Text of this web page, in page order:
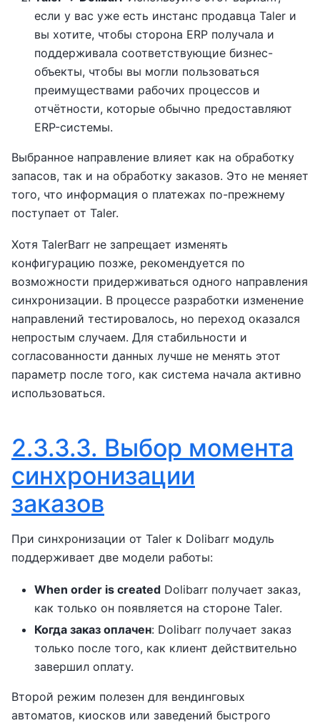
если у вас уже есть инстанс продавца Taler и
вы хотите, чтобы сторона ERP получала и
поддерживала соответствующие бизнес-
объекты, чтобы вы могли пользоваться
преимуществами рабочих процессов и
отчётности, которые обычно предоставляют
ERP-системы.
Выбранное направление влияет как на обработку
запасов, так и на обработку заказов. Это не меняет
того, что информация о платежах по-прежнему
поступает от Taler.
Хотя TalerBarr не запрещает изменять
конфигурацию позже, рекомендуется по
возможности придерживаться одного направления
синхронизации. В процессе разработки изменение
направлений тестировалось, но переход оказался
непростым случаем. Для стабильности и
согласованности данных лучше не менять этот
параметр после того, как система начала активно
использоваться.
2.3.3.3. Выбор момента
синхронизации
заказов
При синхронизации от Taler к Dolibarr модуль
поддерживает две модели работы:
When order is created Dolibarr получает заказ,
как только он появляется на стороне Taler.
Когда заказ оплачен: Dolibarr получает заказ
только после того, как клиент действительно
завершил оплату.
Второй режим полезен для вендинговых
автоматов, киосков или заведений быстрого